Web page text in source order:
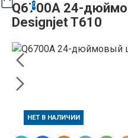
0
Q6700A 24-
Designjet T610
НЕТ В НАЛИЧИИ